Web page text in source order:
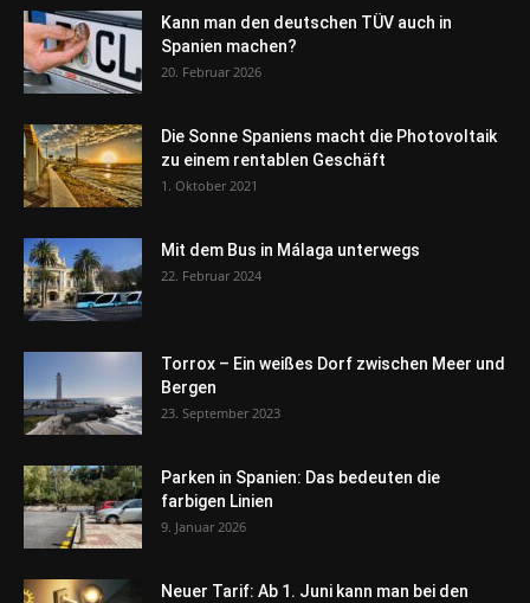
Kann man den deutschen TÜV auch in
Spanien machen?
20. Februar 2026
Die Sonne Spaniens macht die Photovoltaik
zu einem rentablen Geschäft
1. Oktober 2021
Mit dem Bus in Málaga unterwegs
22. Februar 2024
Torrox – Ein weißes Dorf zwischen Meer und
Bergen
23. September 2023
Parken in Spanien: Das bedeuten die
farbigen Linien
9. Januar 2026
Neuer Tarif: Ab 1. Juni kann man bei den